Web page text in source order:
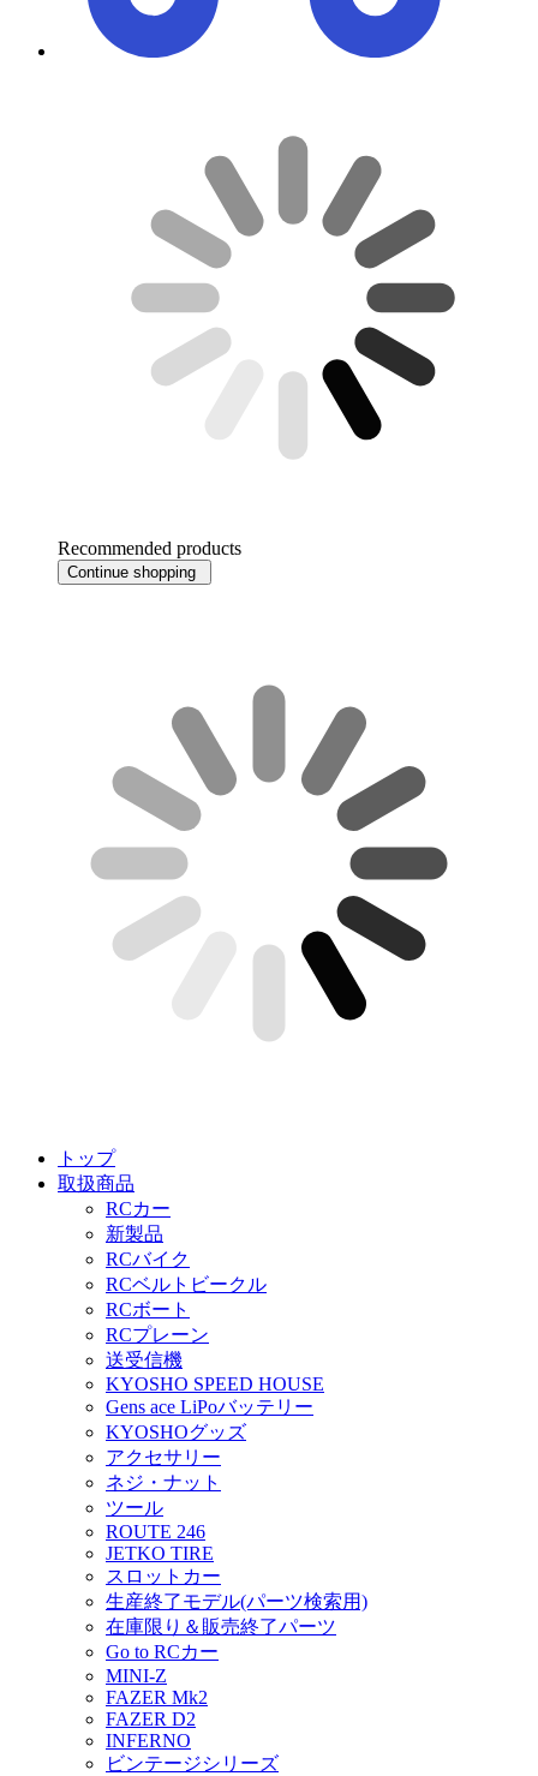
Recommended products
Continue shopping
トップ
取扱商品
RCカー
新製品
RCバイク
RCベルトビークル
RCボート
RCプレーン
送受信機
KYOSHO SPEED HOUSE
Gens ace LiPoバッテリー
KYOSHOグッズ
アクセサリー
ネジ・ナット
ツール
ROUTE 246
JETKO TIRE
スロットカー
生産終了モデル(パーツ検索用)
在庫限り＆販売終了パーツ
Go to RCカー
MINI-Z
FAZER Mk2
FAZER D2
INFERNO
ビンテージシリーズ